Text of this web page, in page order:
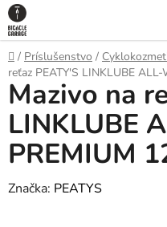
Prejsť
na
obsah
Domov
/ Príslušenstvo /
reťaz PEATY'S LINKLUBE
Mazivo na
LINKLUBE
PREMIUM
Značka: PEATYS